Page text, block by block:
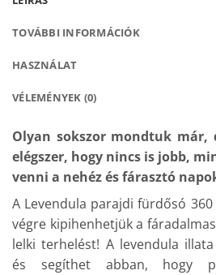
TOVÁBBI INFORMÁCIÓK
HASZNÁLAT
VÉLEMÉNYEK (0)
Olyan sokszor mondtuk
elégszer, hogy nincs is jobb,
venni a nehéz és fárasztó
A Levendula parajdi fürdősó
végre kipihenhetjük a
lelki terhelést! A levendula
és segíthet abban, hogy